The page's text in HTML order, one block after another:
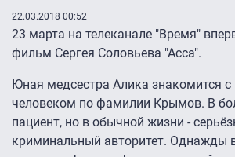
22.03.2018 00:52
23 марта на телеканале "Время"
фильм Сергея Соловьева "Асса".
Юная медсестра Алика знакомится
человеком по фамилии Крымов. В
пациент, но в обычной жизни -
криминальный авторитет. Однажды